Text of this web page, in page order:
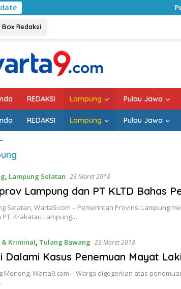
Pemkab
Box Redaksi
REDAKSI Lampung Pulau Jawa
REDAKSI Lampung Pulau Jawa
, Lampung Selatan 23 Maret 2018
Lampung dan PT KLTD Bahas
Selatan, Warta9.com – Pemerintah Provinsi Lampung
PT. Krakatau Lampung…
& Kriminal, Tulang Bawang 23 Maret 2018
Dalami Kasus Penemuan Mayat
Meneng, Warta9.com – Warga digegerkan atas